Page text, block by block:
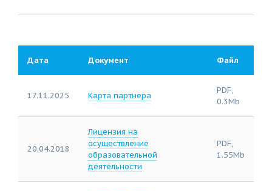
Дата Документ Файл
17.11.2025 Карта партнера
PDF,
0.3Mb
20.04.2018
Лицензия на
осуществление
образовательной
деятельности
PDF,
1.55Mb